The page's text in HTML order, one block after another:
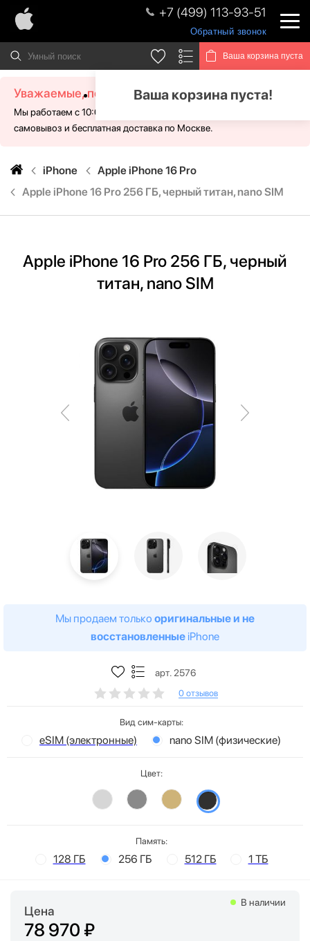
+7 (499) 113-93-51
Обратный звонок
Ваша корзина пуста
Ваша корзина пуста!
Уважаемые, посетители!
Мы работаем с 10:00 - 21:00 без выходных. Для Вас доступен
самовывоз и бесплатная доставка по Москве.
iPhone
Apple iPhone 16 Pro
Apple iPhone 16 Pro 256 ГБ, черный титан, nano SIM
Apple iPhone 16 Pro 256 ГБ, черный
титан, nano SIM
Мы продаем только оригинальные и не
восстановленные iPhone
арт. 2576
0 отзывов
Вид сим-карты:
eSIM (электронные) nano SIM (физические)
Цвет:
Память:
128 ГБ 256 ГБ 512 ГБ 1 ТБ
Цена
78 970 ₽
В наличии